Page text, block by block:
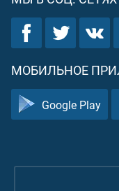
МОБИЛЬНОЕ
Google Play